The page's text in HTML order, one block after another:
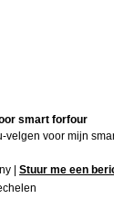
smart forfour
velgen voor mijn
| Stuur me een